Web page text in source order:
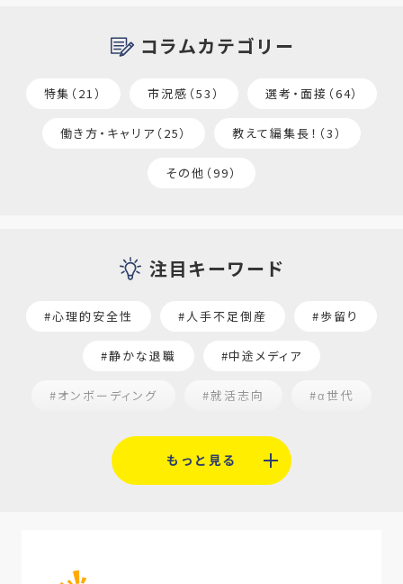
コラムカテゴリー
特集（21） 市況感（53） 選考・面接（64）
働き方・キャリア（25） 教えて編集長！（3）
その他（99）
注目キーワード
#心理的安全性 #人手不足倒産 #歩留り
#静かな退職 #中途メディア
#オンボーディング #就活志向 #α世代
#平均採用単価
#人材定着 #AI面接
もっと見る